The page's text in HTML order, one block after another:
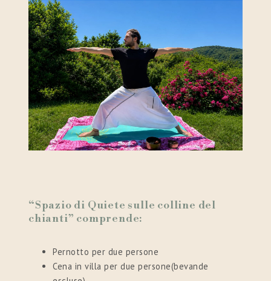
“Spazio di Quiete sulle colline del
chianti” comprende:
Pernotto per due persone
Cena in villa per due persone(bevande